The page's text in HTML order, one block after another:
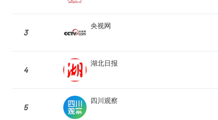
3
央视网
4
湖北日报
5
四川观察